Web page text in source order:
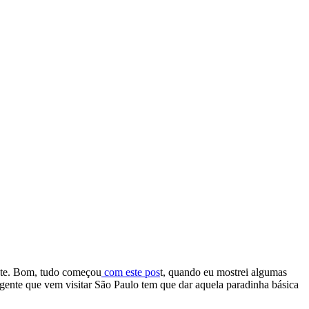
Bom, tudo começou com este post, quando eu mostrei algumas
que vem visitar São Paulo tem que dar aquela paradinha básica